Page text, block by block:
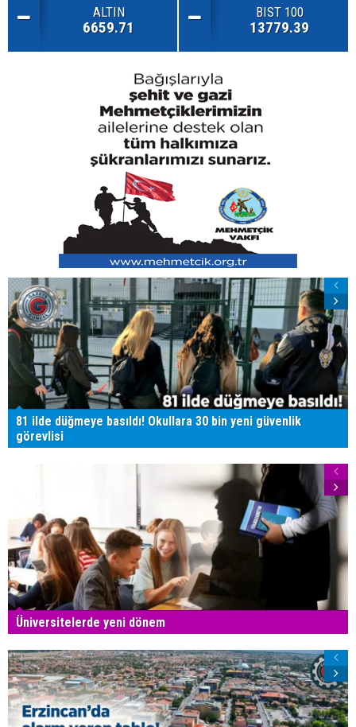
ALTIN
6659.71
BIST 100
13779.39
81 ilde düğmeye basıldı! Okullara 30 bin yeni güvenlik
görevlisi
Üniversitelerde yeni dönem